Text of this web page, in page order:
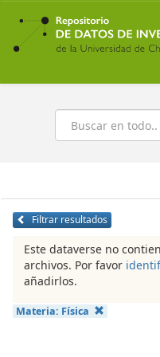
Ir
contenido
principal
Buscar
Filtrar resultados
Este dataverse no
archivos. Por favor
añadirlos.
Materia: Física